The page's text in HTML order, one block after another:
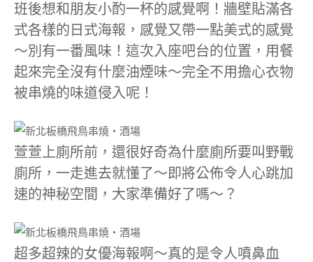
班後想和朋友小酌一杯的感覺啊！牆壁貼滿各
式各樣的日式海報，感覺又帶一點美式的感覺
～別有一番風味！這次入座吧台的位置，用餐
起來完全沒有什麼油煙味～完全不用擔心衣物
被串燒的味道侵入呢！
萱萱上廁所前，還很好奇為什麼廁所要叫野戰
廁所，一走進去就懂了～即將公佈令人心跳加
速的神秘空間，大家準備好了嗎～？
超多超辣的女優海報啊～真的是令人噴鼻血